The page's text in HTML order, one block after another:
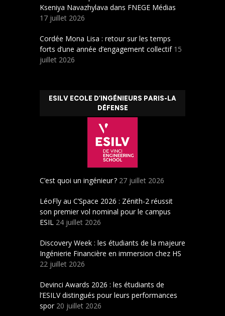
Kseniya Navazhylava dans FNEGE Médias
17 juillet 2026
Cordée Mona Lisa : retour sur les temps
forts d’une année d’engagement collectif 15
juillet 2026
ESILV ECOLE D’INGÉNIEURS PARIS-LA
DÉFENSE
C’est quoi un ingénieur ? 27 juillet 2026
LéoFly au C’Space 2026 : Zénith-2 réussit
son premier vol nominal pour le campus
ESIL 24 juillet 2026
Discovery Week : les étudiants de la majeure
Ingénierie Financière en immersion chez HS
22 juillet 2026
Devinci Awards 2026 : les étudiants de
l’ESILV distingués pour leurs performances
spor 20 juillet 2026